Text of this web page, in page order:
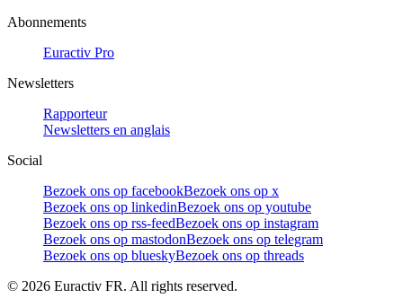
Abonnements
Euractiv Pro
Newsletters
Rapporteur
Newsletters en anglais
Social
Bezoek ons op facebookBezoek ons op x
Bezoek ons op linkedinBezoek ons op youtube
Bezoek ons op rss-feedBezoek ons op instagram
Bezoek ons op mastodonBezoek ons op telegram
Bezoek ons op blueskyBezoek ons op threads
© 2026 Euractiv FR. All rights reserved.